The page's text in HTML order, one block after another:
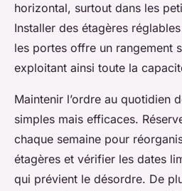
horizontal, surtout dans les
Installer des étagères
les portes offre un rangement
exploitant ainsi toute la
Maintenir l’ordre au quotidien
simples mais efficaces.
chaque semaine pour
étagères et vérifier les dates
qui prévient le désordre. De